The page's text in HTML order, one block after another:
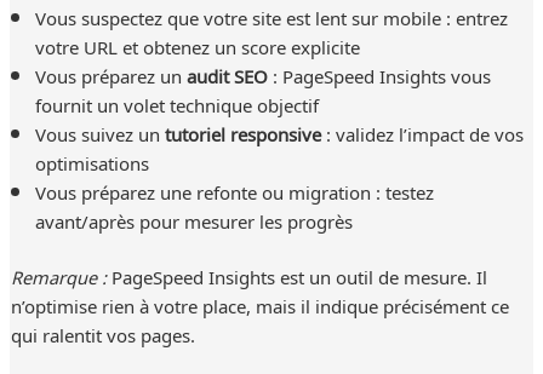
Vous suspectez que votre site est lent sur mobile : entrez
votre URL et obtenez un score explicite
Vous préparez unaudit SEO: PageSpeed Insights vous
fournit un volet technique objectif
Vous suivez untutoriel responsive: validez l’impact de vos
optimisations
Vous préparez une refonte ou migration : testez
avant/après pour mesurer les progrès
Remarque :PageSpeed Insights est un outil de mesure. Il
n’optimise rien à votre place, mais il indique précisément ce
qui ralentit vos pages.